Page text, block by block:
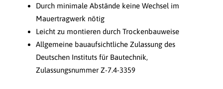
Durch minimale Abstände keine Wechsel im
Mauertragwerk nötig
Leicht zu montieren durch Trockenbauweise
Allgemeine bauaufsichtliche Zulassung des
Deutschen Instituts für Bautechnik,
Zulassungsnummer Z-7.4-3359